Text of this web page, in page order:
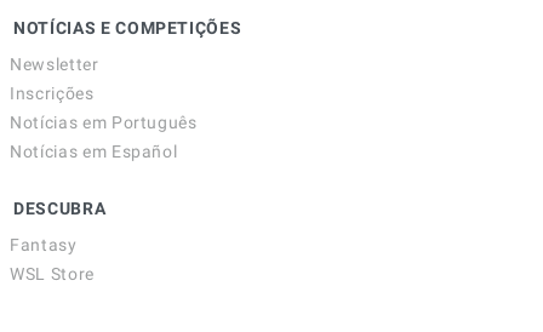
NOTÍCIAS E COMPETIÇÕES
Newsletter
Inscrições
Notícias em Português
Notícias em Español
DESCUBRA
Fantasy
WSL Store